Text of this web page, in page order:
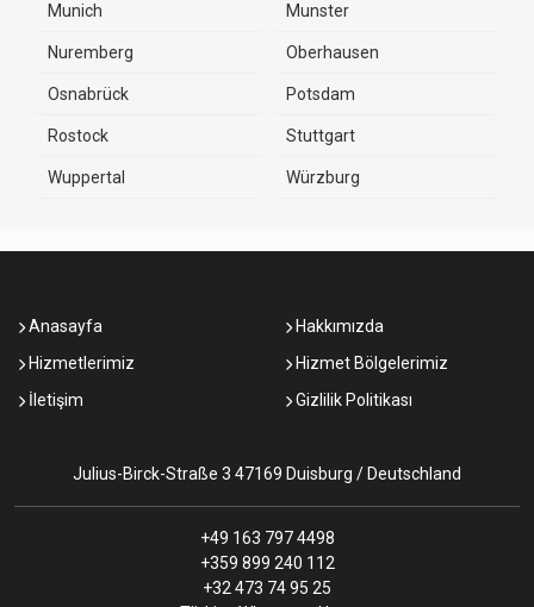
Munich Munster
Nuremberg Oberhausen
Osnabrück Potsdam
Rostock Stuttgart
Wuppertal Würzburg
Anasayfa
Hakkımızda
Hizmetlerimiz
Hizmet Bölgelerimiz
İletişim
Gizlilik Politikası
Julius-Birck-Straße 3 47169 Duisburg / Deutschland
+49 163 797 4498
+359 899 240 112
+32 473 74 95 25